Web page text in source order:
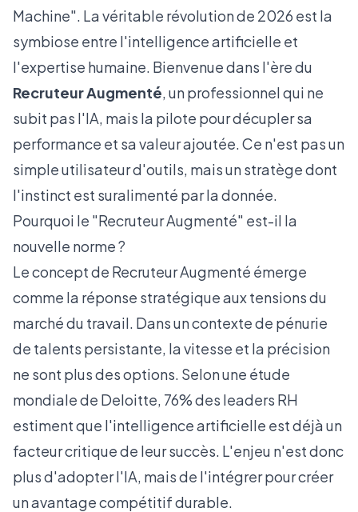
Machine". La véritable révolution de 2026 est la
symbiose entre l'intelligence artificielle et
l'expertise humaine. Bienvenue dans l'ère du
Recruteur Augmenté, un professionnel qui ne
subit pas l'IA, mais la pilote pour décupler sa
performance et sa valeur ajoutée. Ce n'est pas un
simple utilisateur d'outils, mais un stratège dont
l'instinct est suralimenté par la donnée.
Pourquoi le "Recruteur Augmenté" est-il la
nouvelle norme ?
Le concept de Recruteur Augmenté émerge
comme la réponse stratégique aux tensions du
marché du travail. Dans un contexte de pénurie
de talents persistante, la vitesse et la précision
ne sont plus des options. Selon une étude
mondiale de Deloitte, 76% des leaders RH
estiment que l'intelligence artificielle est déjà un
facteur critique de leur succès. L'enjeu n'est donc
plus d'adopter l'IA, mais de l'intégrer pour créer
un avantage compétitif durable.